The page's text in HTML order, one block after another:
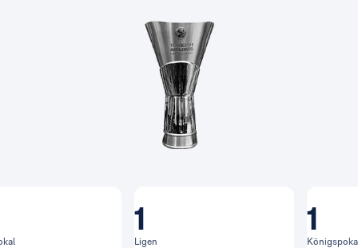
1
Ligen
1